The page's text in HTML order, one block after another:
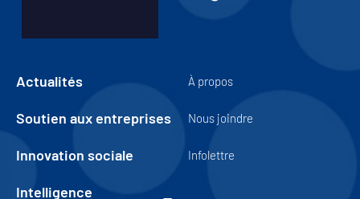
Actualités
Soutien aux entreprises
Innovation sociale
Intelligence
À propos
Nous joindre
Infolettre